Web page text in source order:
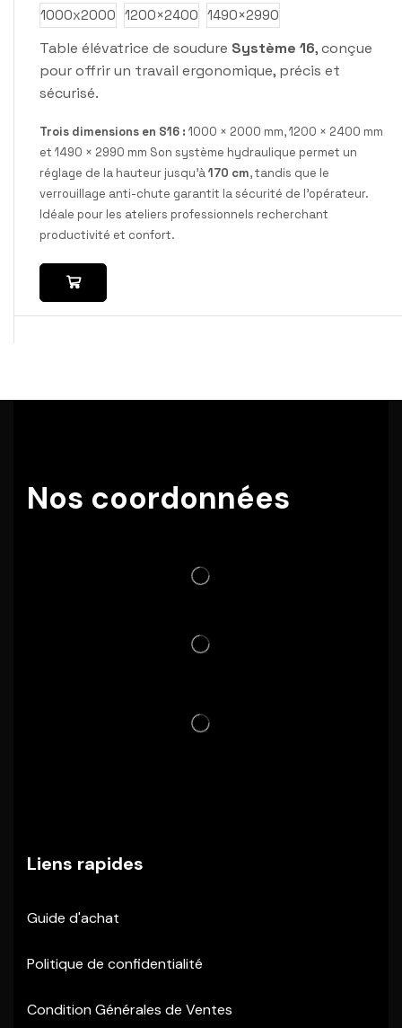
1000x2000 1200×2400 1490×2990
Table élévatrice de soudure Système 16, conçue
pour offrir un travail ergonomique, précis et
sécurisé.
Trois dimensions en S16 : 1000 × 2000 mm, 1200 × 2400 mm
et 1490 × 2990 mm Son système hydraulique permet un
réglage de la hauteur jusqu’à170 cm, tandis que le
verrouillage anti-chute garantit la sécurité de l’opérateur.
Idéale pour les ateliers professionnels recherchant
productivité et confort.
Nos coordonnées
Liens rapides
Guide d'achat
Politique de confidentialité
Condition Générales de Ventes